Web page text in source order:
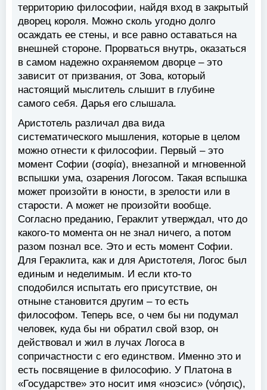
территорию философии, найдя вход в закрытый
дворец короля. Можно сколь угодно долго
осаждать ее стены, и все равно оставаться на
внешней стороне. Прорваться внутрь, оказаться
в самом надежно охраняемом дворце – это
зависит от призвания, от Зова, который
настоящий мыслитель слышит в глубине
самого себя. Дарья его слышала.
Аристотель различал два вида
систематического мышления, которые в целом
можно отнести к философии. Первый – это
момент Софии (σοφία), внезапной и мгновенной
вспышки ума, озарения Логосом. Такая вспышка
может произойти в юности, в зрелости или в
старости. А может не произойти вообще.
Согласно преданию, Гераклит утверждал, что до
какого-то момента он не знал ничего, а потом
разом познал все. Это и есть момент Софии.
Для Гераклита, как и для Аристотеля, Логос был
единым и неделимым. И если кто-то
сподобился испытать его присутствие, он
отныне становится другим – то есть
философом. Теперь все, о чем бы ни подумал
человек, куда бы ни обратил свой взор, он
действовал и жил в лучах Логоса в
сопричастности с его единством. Именно это и
есть посвящение в философию. У Платона в
«Государстве» это носит имя «ноэсис» (νόησις),